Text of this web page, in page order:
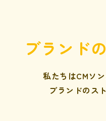
ブランド
私たちはCMソ
ブランドのス